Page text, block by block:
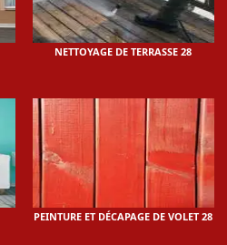
NETTOYAGE DE TERRASSE 28
PEINTURE ET DÉCAPAGE DE VOLET 28